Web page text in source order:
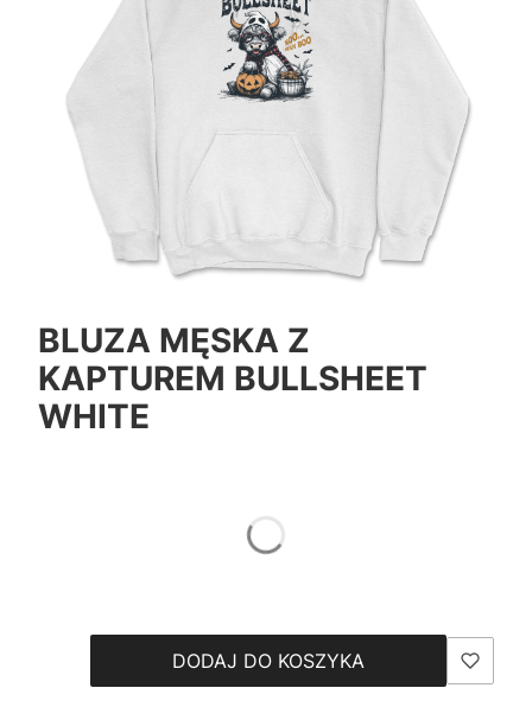
BLUZA MĘSKA Z
KAPTUREM BULLSHEET
WHITE
DODAJ DO KOSZYKA